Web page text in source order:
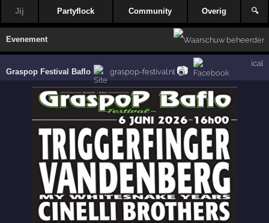
Jij Partyflock Community Overig 🔍
Evenement
Graspop Festival Baflo graspop-festival.nl 📷
ical